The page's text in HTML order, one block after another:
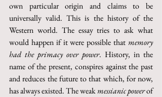
own particular origin and claims to be
universally valid. This is the history of the
Western world. The essay tries to ask what
would happen if it were possible that memory
had the primacy over power. History, in the
name of the present, conspires against the past
and reduces the future to that which, for now,
has always existed. The weak messianic power of